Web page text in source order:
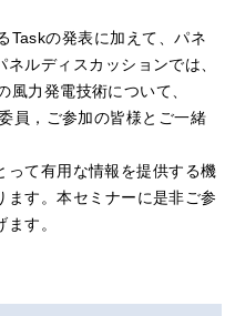
Taskの発表に加えて、パネ
ルディスカッションでは、
力発電技術について、
員，ご参加の皆様とご一緒
って有用な情報を提供する機
す。本セミナーに是非ご参
す。